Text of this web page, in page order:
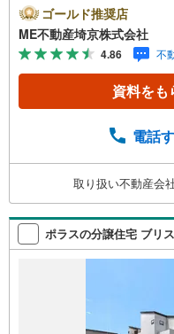
ご希望の日時をご
可能です。■ご来店
入でもれなく3、
限り後日郵送）2.
入、ご売却、太陽
介でもれなく
円のご紹介料をお
マイカーでも安心
ーベッド完備3.他
な』がここにある
メニティ、大型個
ゴールド推奨店
ME不動産埼京株式会社
4.86 不
資料をも
電話
取り扱い不動産会
ポラスの分譲住宅 ブリ